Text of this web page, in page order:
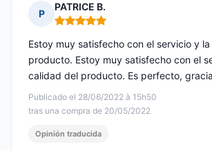
P
PATRICE B.
Nota: 5 de 5
Publicado el 28/06/2022 à 15h50
tras una compra de 20/05/2022
Estoy muy satisfecho con el servicio y
producto. Estoy muy satisfecho con el
calidad del producto. Es perfecto,
Opinión traducida